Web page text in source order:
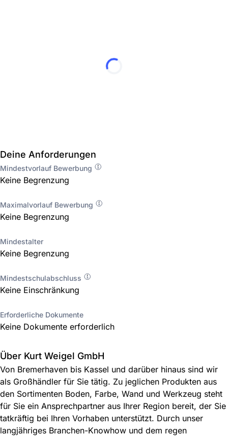
Deine Anforderungen
Mindestvorlauf Bewerbung
Keine Begrenzung
Maximalvorlauf Bewerbung
Keine Begrenzung
Mindestalter
Keine Begrenzung
Mindestschulabschluss
Keine Einschränkung
Erforderliche Dokumente
Keine Dokumente erforderlich
Über Kurt Weigel GmbH
Von Bremerhaven bis Kassel und darüber hinaus sind wir
als Großhändler für Sie tätig. Zu jeglichen Produkten aus
den Sortimenten Boden, Farbe, Wand und Werkzeug steht
für Sie ein Ansprechpartner aus Ihrer Region bereit, der Sie
tatkräftig bei Ihren Vorhaben unterstützt. Durch unser
langjähriges Branchen-Knowhow und dem regen